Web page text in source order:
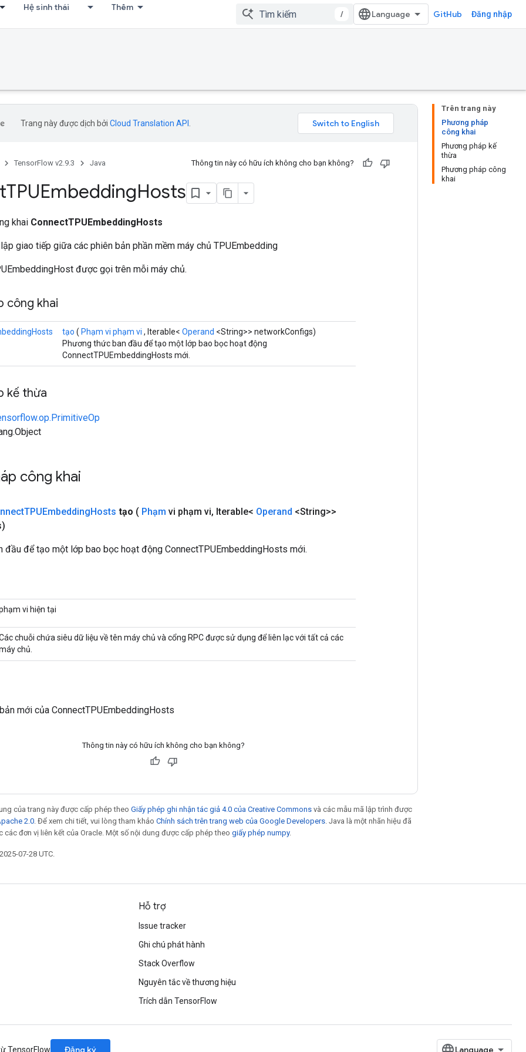
Hệ sinh thái Thêm
/ GitHub Đăng nhập
Trên trang này
Phương pháp
công khai
Phương pháp kế
thừa
Phương pháp công
khai
Trang này được dịch bởi Cloud Translation API
TensorFlow v2.9.3 Java Thông tin này có hữu ích không cho bạn không?
TPUEmbeddingHosts
khai ConnectTPUEmbeddingHosts
giao tiếp giữa các phiên bản phần mềm máy chủ TPUEmbedding
được gọi trên mỗi máy chủ.
công khai
tạo ( Phạm vi phạm vi , Iterable< Operand <String>> networkConfigs)
Phương thức ban đầu để tạo một lớp bao bọc hoạt động
ConnectTPUEmbeddingHosts mới.
kế thừa
công khai
TPUEmbeddingHosts tạo ( Phạm vi phạm vi, Iterable< Operand <String>>
đầu để tạo một lớp bao bọc hoạt động ConnectTPUEmbeddingHosts mới.
vi hiện tại
chuỗi chứa siêu dữ liệu về tên máy chủ và cổng RPC được sử dụng để liên lạc với tất cả các
chủ.
mới của ConnectTPUEmbeddingHosts
Thông tin này có hữu ích không cho bạn không?
của trang này được cấp phép theo Giấy phép ghi nhận tác giả 4.0 của Creative Commons và các mẫu mã lập trình được
2.0 . Để xem chi tiết, vui lòng tham khảo Chính sách trên trang web của Google Developers . Java là một nhãn hiệu đã
các đơn vị liên kết của Oracle. Một số nội dung được cấp phép theo giấy phép numpy.
07-28 UTC.
Hỗ trợ
Issue tracker
Ghi chú phát hành
Stack Overflow
Nguyên tắc về thương hiệu
Trích dẫn TensorFlow
TensorFlow Đăng ký